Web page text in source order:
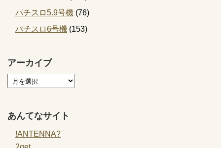
パチスロ5.9号機 (76)
パチスロ6号機 (153)
アーカイブ
あんてなサイト
!ANTENNA?